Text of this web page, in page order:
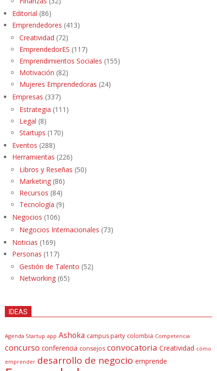
Editorial (86)
Emprendedores (413)
Creatividad (72)
EmprendedorES (117)
Emprendimientos Sociales (155)
Motivación (82)
Mujeres Emprendedoras (24)
Empresas (337)
Estrategia (111)
Legal (8)
Startups (170)
Eventos (288)
Herramientas (226)
Libros y Reseñas (50)
Marketing (86)
Recursos (84)
Tecnología (9)
Negocios (106)
Negocios Internacionales (73)
Noticias (169)
Personas (117)
Gestión de Talento (52)
Networking (65)
IDEAS
Agenda Startup app Ashoka campus party colombia Competencia
concurso conferencia consejos convocatoria Creatividad cómo
emprender desarrollo de negocio emprende